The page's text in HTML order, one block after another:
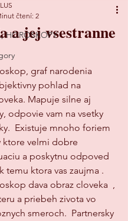
HOROSKOPY
a jej vsestranne
čtení: 2
graf narodenia
pohlad na
Mapuje silne aj
odpovie vam na vsetky
Existuje mnoho foriem
ktore velmi dobre
a poskytnu odpoved
temu ktora vas zaujma .
dava obraz cloveka  ,
a priebeh zivota vo
smeroch.  Partnersky